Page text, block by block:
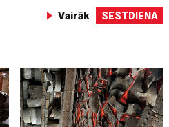
Vairāk SESTDIENA